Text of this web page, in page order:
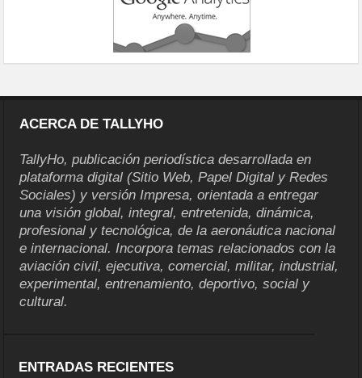
ACERCA DE TALLYHO
TallyHo, publicación periodística desarrollada en
plataforma digital (Sitio Web, Papel Digital y Redes
Sociales) y versión Impresa, orientada a entregar
una visión global, integral, entretenida, dinámica,
profesional y tecnológica, de la aeronáutica nacional
e internacional. Incorpora temas relacionados con la
aviación civil, ejecutiva, comercial, militar, industrial,
experimental, entrenamiento, deportivo, social y
cultural.
ENTRADAS RECIENTES